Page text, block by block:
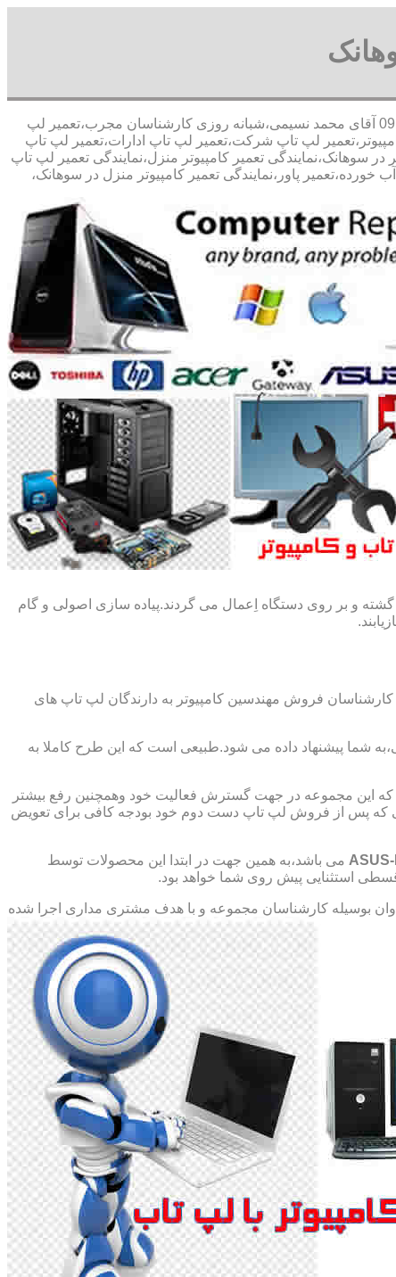
30 در صد تخفیف مشاوره رایگان09126268033 آقای محمد نسیمی،شبانه روزی کارشناسان مجرب،تعمیر لپ
لپ تاپ شرکت،تعمیر لپ تاپ ادارات،تعمیر لپ تاپ
سوهانک،نمایندگی تعمیر کامپیوتر منزل،نمایندگی تعمیر لپ تاپ
پاور،نمایندگی تعمیر کامپیوتر منزل در سوهانک،
و بر روی دستگاه اِعمال می گردند.پیاده سازی اصولی و گام
فروش مهندسین کامپیوتر به دارندگان لپ تاپ های
شما پیشنهاد داده می شود.طبیعی است که این طرح کاملا به
این مجموعه در جهت گسترش فعالیت خود وهمچنین رفع بیشتر
که پس از فروش لپ تاپ دست دوم خود بودجه کافی برای تعویض
می باشد،به همین جهت در ابتدا این محصولات توسط
قسطی استثنایی پیش روی شما خواهد بود.
بوسیله کارشناسان مجموعه و با هدف مشتری مداری اجرا شده